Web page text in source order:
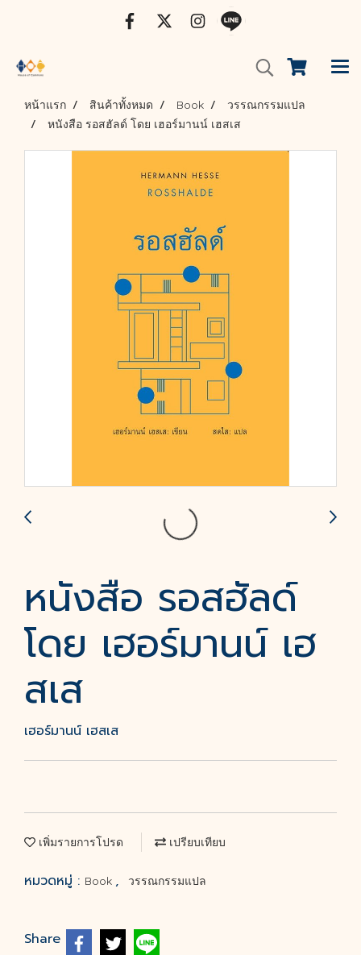
หน้าแรก สินค้าทั้งหมด Book
วรรณกรรมแปล
หนังสือ รอสฮัลด์ โดย เฮอร์มานน์ เฮสเส
หนังสือ รอสฮัลด์
โดย เฮอร์มานน์ เฮ
สเส
เฮอร์มานน์ เฮสเส
เพิ่มรายการโปรด เปรียบเทียบ
หมวดหมู่ : Book , วรรณกรรมแปล
Share